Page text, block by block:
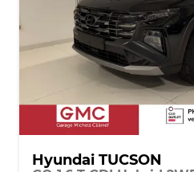
Hyundai TUCSON